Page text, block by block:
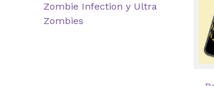
Zombie Infection y Ultra
Zombies